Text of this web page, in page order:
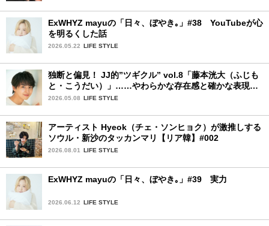
ExWHYZ mayuの「日々、ぼやき｡」#38 YouTubeが心
を明るくした話
2026.05.22 LIFE STYLE
独断と偏見！ JJ的”ツギクル” vol.8「藤本洸大（ふじも
と・こうだい）」……やわらかな存在感と確かな表現力
で、じわりと心をつかむ注目株
2026.05.08 LIFE STYLE
アーティスト Hyeok（チェ・ソンヒョク）が激推しする
ソウル・新沙のタッカンマリ【リア韓】#002
2026.08.01 LIFE STYLE
ExWHYZ mayuの「日々、ぼやき｡」#39 実力
2026.06.12 LIFE STYLE